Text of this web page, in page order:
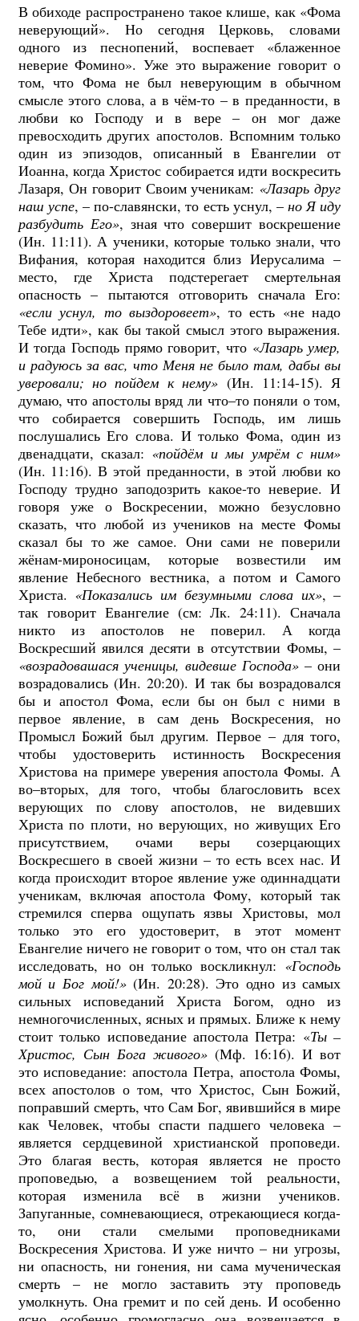
В обиходе распространено такое клише, как «Фома
неверующий». Но сегодня Церковь, словами
одного из песнопений, воспевает «блаженное
неверие Фомино». Уже это выражение говорит о
том, что Фома не был неверующим в обычном
смысле этого слова, а в чём-то – в преданности, в
любви ко Господу и в вере – он мог даже
превосходить других апостолов. Вспомним только
один из эпизодов, описанный в Евангелии от
Иоанна, когда Христос собирается идти воскресить
Лазаря, Он говорит Своим ученикам: «Лазарь друг
наш успе, – по-славянски, то есть уснул, –но Я иду
разбудить Его», зная что совершит воскрешение
(Ин. 11:11). А ученики, которые только знали, что
Вифания, которая находится близ Иерусалима –
место, где Христа подстерегает смертельная
опасность – пытаются отговорить сначала Его:
«если уснул, то выздоровеет», то есть «не надо
Тебе идти», как бы такой смысл этого выражения.
И тогда Господь прямо говорит, что «Лазарь умер,
и радуюсь за вас, что Меня не было там, дабы вы
уверовали; но пойдем к нему» (Ин. 11:14-15). Я
думаю, что апостолы вряд ли что–то поняли о том,
что собирается совершить Господь, им лишь
послушались Его слова. И только Фома, один из
двенадцати, сказал: «пойдём и мы умрём с ним»
(Ин. 11:16). В этой преданности, в этой любви ко
Господу трудно заподозрить какое-то неверие. И
говоря уже о Воскресении, можно безусловно
сказать, что любой из учеников на месте Фомы
сказал бы то же самое. Они сами не поверили
жёнам-мироносицам, которые возвестили им
явление Небесного вестника, а потом и Самого
Христа. «Показались им безумными слова их», –
так говорит Евангелие (см: Лк. 24:11). Сначала
никто из апостолов не поверил. А когда
Воскресший явился десяти в отсутствии Фомы, –
«возрадовашася ученицы, видевше Господа» – они
возрадовались (Ин. 20:20). И так бы возрадовался
бы и апостол Фома, если бы он был с ними в
первое явление, в сам день Воскресения, но
Промысл Божий был другим. Первое – для того,
чтобы удостоверить истинность Воскресения
Христова на примере уверения апостола Фомы. А
во–вторых, для того, чтобы благословить всех
верующих по слову апостолов, не видевших
Христа по плоти, но верующих, но живущих Его
присутствием, очами веры созерцающих
Воскресшего в своей жизни – то есть всех нас. И
когда происходит второе явление уже одиннадцати
ученикам, включая апостола Фому, который так
стремился сперва ощупать язвы Христовы, мол
только это его удостоверит, в этот момент
Евангелие ничего не говорит о том, что он стал так
исследовать, но он только воскликнул: «Господь
мой и Бог мой!»(Ин. 20:28). Это одно из самых
сильных исповеданий Христа Богом, одно из
немногочисленных, ясных и прямых. Ближе к нему
стоит только исповедание апостола Петра: «Ты –
Христос, Сын Бога живого»(Мф. 16:16). И вот
это исповедание: апостола Петра, апостола Фомы,
всех апостолов о том, что Христос, Сын Божий,
поправший смерть, что Сам Бог, явившийся в мире
как Человек, чтобы спасти падшего человека –
является сердцевиной христианской проповеди.
Это благая весть, которая является не просто
проповедью, а возвещением той реальности,
которая изменила всё в жизни учеников.
Запуганные, сомневающиеся, отрекающиеся когда-
то, они стали смелыми проповедниками
Воскресения Христова. И уже ничто – ни угрозы,
ни опасность, ни гонения, ни сама мученическая
смерть – не могло заставить эту проповедь
умолкнуть. Она гремит и по сей день. И особенно